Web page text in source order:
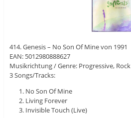
414. Genesis – No Son Of Mine von 1991
EAN: 5012980888627
Musikrichtung / Genre: Progressive, Rock
3 Songs/Tracks:
No Son Of Mine
Living Forever
Invisible Touch (Live)